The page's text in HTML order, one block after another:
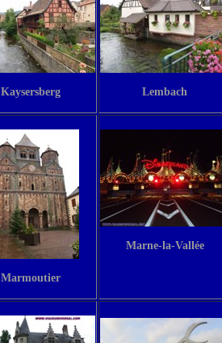
Kaysersberg Lembach
Marmoutier
Marne-la-Vallée